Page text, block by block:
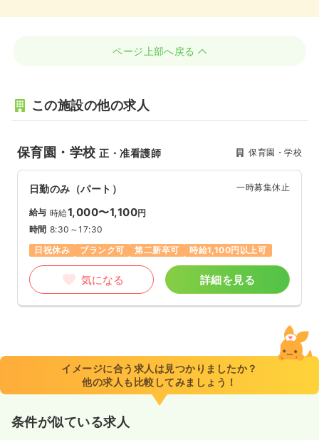
ページ上部へ戻る
この施設の他の求人
保育園・学校正・准看護師 保育園・学校
日勤のみ（パート） 一時募集休止
給与 時給1,000〜1,100円
時間 8:30～17:30
日祝休み
ブランク可 第二新卒可 時給1,100円以上可
気になる 詳細を見る
イメージに合う求人は見つかりましたか？
他の求人も比較してみましょう！
条件が似ている求人